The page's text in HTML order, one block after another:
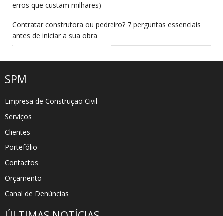
erros que custam milhares)
Contratar construtora ou pedreiro? 7 perguntas essenciais
antes de iniciar a sua obra
SPM
Empresa de Construção Civil
Serviços
Clientes
Portefólio
Contactos
Orçamento
Canal de Denúncias